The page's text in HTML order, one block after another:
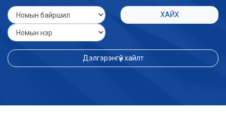
ХАЙХ
Дэлгэрэнгүй хайлт